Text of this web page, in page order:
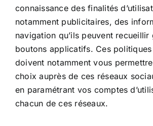
connaissance des finalités
notamment publicitaires, des
navigation qu’ils peuvent recueillir
boutons applicatifs. Ces
doivent notamment vous
choix auprès de ces réseaux
en paramétrant vos comptes
chacun de ces réseaux.